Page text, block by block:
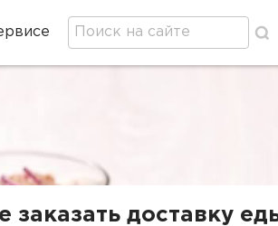
заказать доставку